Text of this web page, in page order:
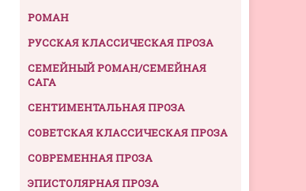
РОМАН
РУССКАЯ КЛАССИЧЕСКАЯ ПРОЗА
СЕМЕЙНЫЙ РОМАН/СЕМЕЙНАЯ
САГА
СЕНТИМЕНТАЛЬНАЯ ПРОЗА
СОВЕТСКАЯ КЛАССИЧЕСКАЯ ПРОЗА
СОВРЕМЕННАЯ ПРОЗА
ЭПИСТОЛЯРНАЯ ПРОЗА